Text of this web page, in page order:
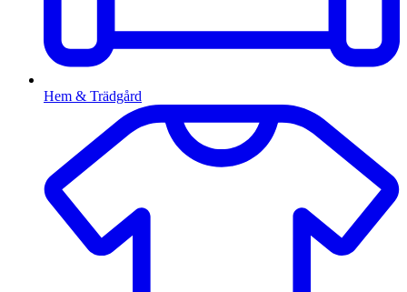
Hem & Trädgård